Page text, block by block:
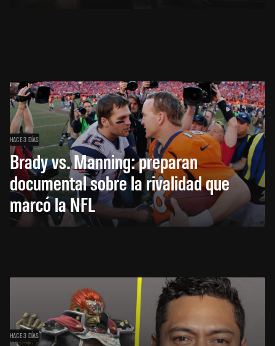
HACE 3 DÍAS
Brady vs. Manning: preparan
documental sobre la rivalidad que
marcó la NFL
HACE 3 DÍAS